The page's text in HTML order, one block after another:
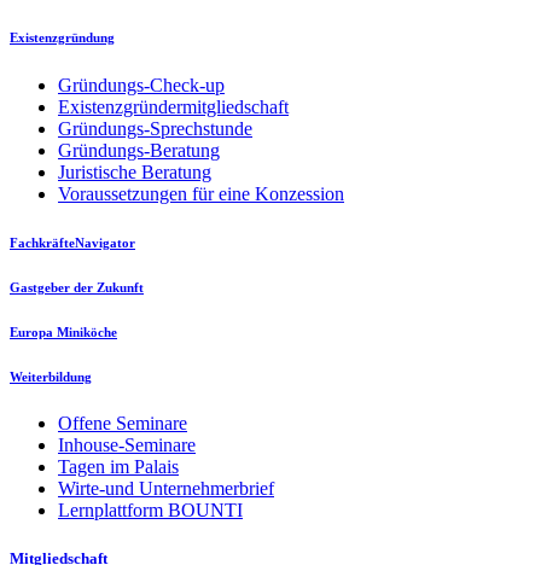
Existenzgründung
Gründungs-Check-up
Existenzgründermitgliedschaft
Gründungs-Sprechstunde
Gründungs-Beratung
Juristische Beratung
Voraussetzungen für eine Konzession
FachkräfteNavigator
Gastgeber der Zukunft
Europa Miniköche
Weiterbildung
Offene Seminare
Inhouse-Seminare
Tagen im Palais
Wirte-und Unternehmerbrief
Lernplattform BOUNTI
Mitgliedschaft